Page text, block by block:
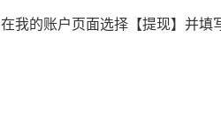
在我的账户页面选择【提现】并